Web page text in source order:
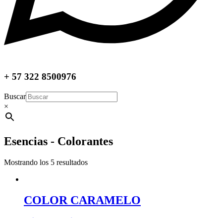
+ 57 322 8500976
Buscar
×
Esencias - Colorantes
Mostrando los 5 resultados
COLOR CARAMELO